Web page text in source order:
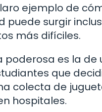
ejemplo de
puede surgir
más difíciles.
poderosa es la de
que
colecta de
hospitales.